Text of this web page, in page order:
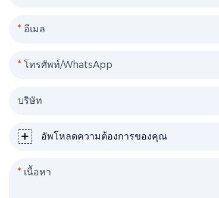
อีเมล
โทรศัพท์/WhatsApp
บริษัท
อัพโหลดความต้องการของคุณ
เนื้อหา